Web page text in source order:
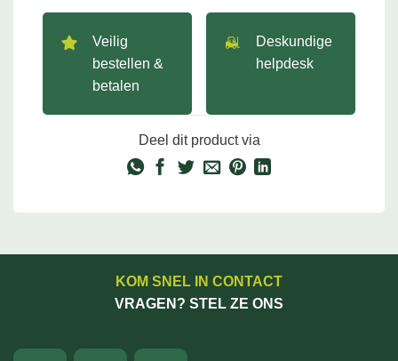
Veilig
bestellen &
betalen
Deskundige
helpdesk
Deel dit product via
KOM SNEL IN CONTACT
VRAGEN? STEL ZE ONS